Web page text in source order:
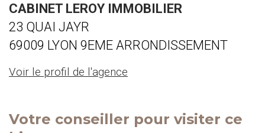
CABINET LEROY IMMOBILIER
23 QUAI JAYR
69009 LYON 9EME ARRONDISSEMENT
Voir le profil de l'agence
Votre conseiller pour visiter ce